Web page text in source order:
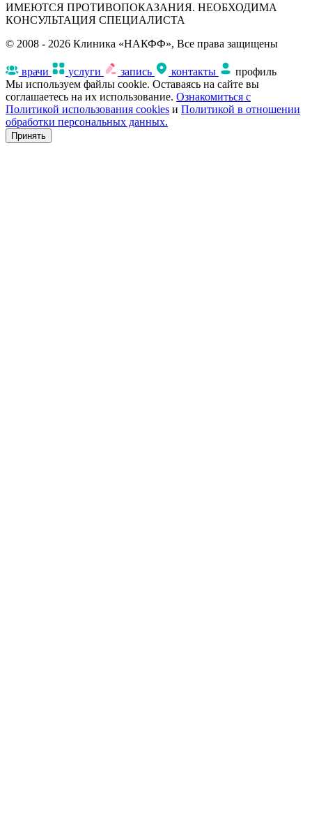
ИМЕЮТСЯ ПРОТИВОПОКАЗАНИЯ. НЕОБХОДИМА
КОНСУЛЬТАЦИЯ СПЕЦИАЛИСТА
© 2008 - 2026 Клиника «НАКФФ», Все права защищены
врачи услуги запись контакты
профиль
Мы используем файлы cookie. Оставаясь на сайте вы
соглашаетесь на их использование. Ознакомиться с
Политикой использования cookies и Политикой в отношении
обработки персональных данных.
Принять